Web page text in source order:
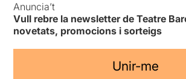
Anuncia’t
Vull rebre la newsletter de Teatre
novetats, promocions i sorteigs
Unir-me